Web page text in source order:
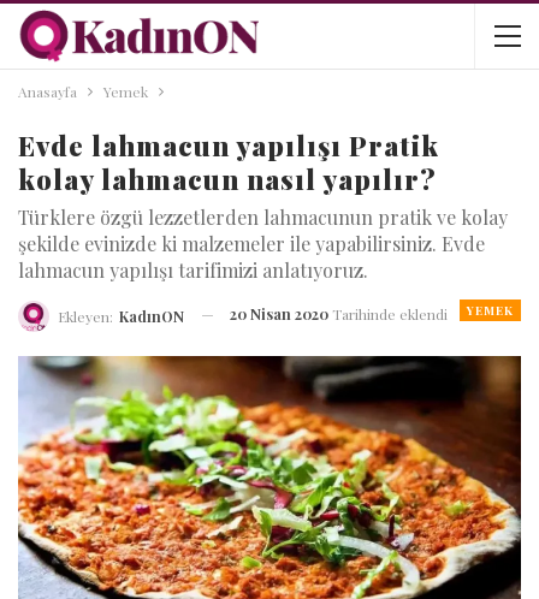
Anasayfa Yemek
Evde lahmacun yapılışı Pratik
kolay lahmacun nasıl yapılır?
Türklere özgü lezzetlerden lahmacunun pratik ve kolay
şekilde evinizde ki malzemeler ile yapabilirsiniz. Evde
lahmacun yapılışı tarifimizi anlatıyoruz.
YEMEK
Ekleyen: KadınON 20 Nisan 2020 Tarihinde eklendi